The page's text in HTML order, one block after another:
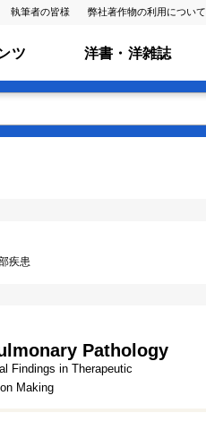
執筆者の皆様 弊社著作物の利用について
ツ 洋書・洋雑誌
疾患
Pathology
Findings in Therapeutic
Making